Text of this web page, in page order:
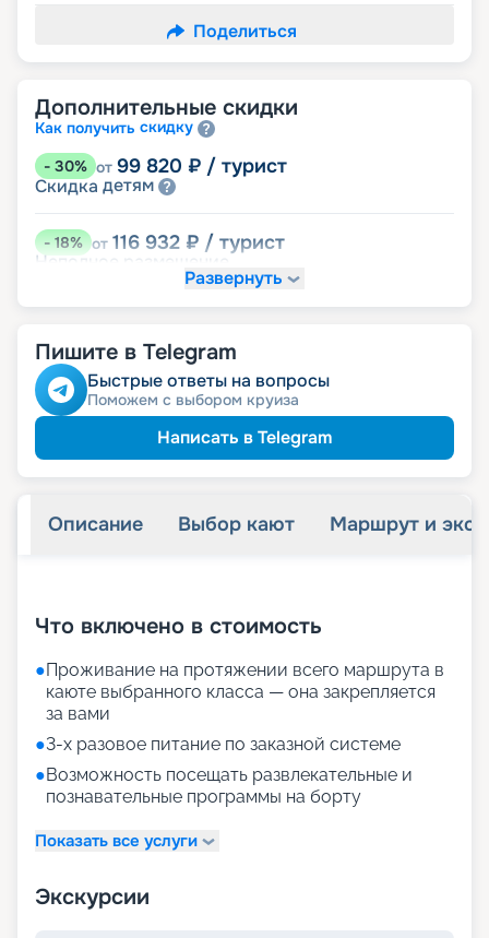
Поделиться
Дополнительные скидки
Как получить скидку
- 30% от 99 820 ₽ / турист
Скидка детям
-18% от 116 932 ₽ / турист
Неполное размещение
Скидка
пенсионерам
Скидка сотрудникам силовых
Развернуть
Пишите в Telegram
Быстрые ответы на вопросы
Поможем с выбором круиза
Написать в Telegram
Описание Выбор кают Маршрут и
Что включено в стоимость
●Проживание на протяжении всего маршрута в
каюте выбранного класса — она закрепляется
за вами
●3-х разовое питание по заказной системе
●Возможность посещать развлекательные и
познавательные программы на борту
Показать все услуги
Экскурсии